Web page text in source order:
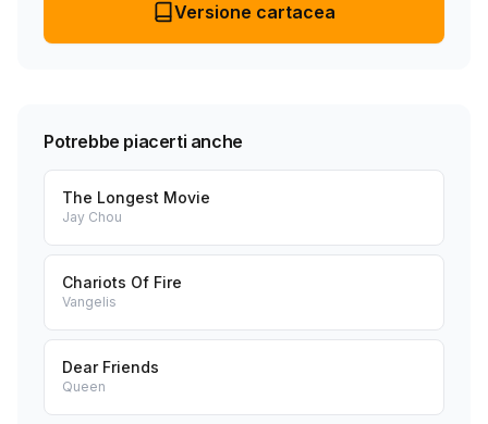
Versione cartacea
Potrebbe piacerti anche
The Longest Movie
Jay Chou
Chariots Of Fire
Vangelis
Dear Friends
Queen